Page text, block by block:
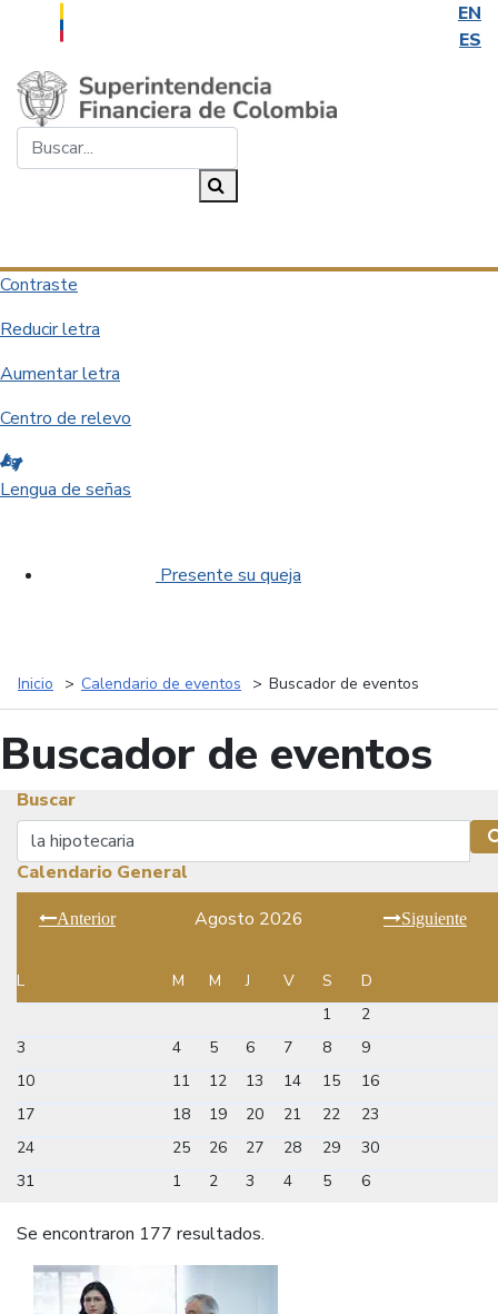
EN
ES
Saltar al contenido principal
Contraste
Reducir letra
Aumentar letra
Centro de relevo
Lengua de señas
Presente su queja
Inicio Calendario de eventos Buscador de eventos
Buscador de eventos
Buscar
Buscar
Calendario General
Anterior Agosto 2026 Siguiente
L M M J V S
D
1
2
3
4 5 6 7 8
9
10
11 12 13 14 15
16
17
18 19 20 21 22
23
24
25 26 27 28 29
30
31
1 2 3 4 5 6
Se encontraron 177 resultados.